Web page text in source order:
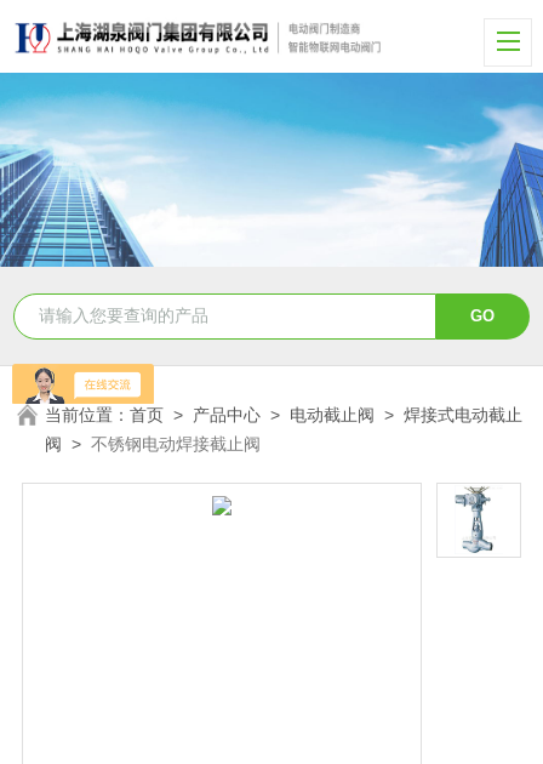
当前位置：首页 > 产品中心 > 电动截止阀 >焊接式电动截止
阀 >不锈钢电动焊接截止阀